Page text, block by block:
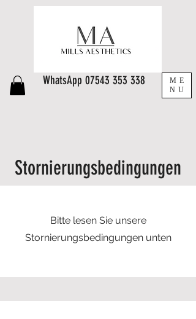
ME
NU
WhatsApp 07543 353 338
Stornierungsbedingungen
Bitte lesen Sie unsere
Stornierungsbedingungen unten